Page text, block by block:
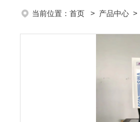
当前位置： 首页 > 产品中心 >